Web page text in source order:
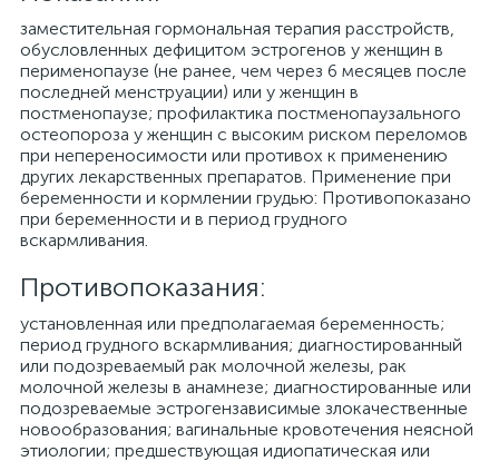
заместительная гормональная терапия расстройств,
обусловленных дефицитом эстрогенов у женщин в
перименопаузе (не ранее, чем через 6 месяцев после
последней менструации) или у женщин в
постменопаузе; профилактика постменопаузального
остеопороза у женщин с высоким риском переломов
при непереносимости или противох к применению
других лекарственных препаратов. Применение при
беременности и кормлении грудью: Противопоказано
при беременности и в период грудного
вскармливания.
Противопоказания:
установленная или предполагаемая беременность;
период грудного вскармливания; диагностированный
или подозреваемый рак молочной железы, рак
молочной железы в анамнезе; диагностированные или
подозреваемые эстрогензависимые злокачественные
новообразования; вагинальные кровотечения неясной
этиологии; предшествующая идиопатическая или